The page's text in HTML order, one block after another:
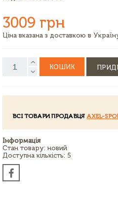
3009 грн
Ціна вказана з доставкою в
КОШИК
ВСІ ТОВАРИ ПРОДАВЦЯ AXEL-
Інформація
Стан товару: новий
Доступна кількість: 5